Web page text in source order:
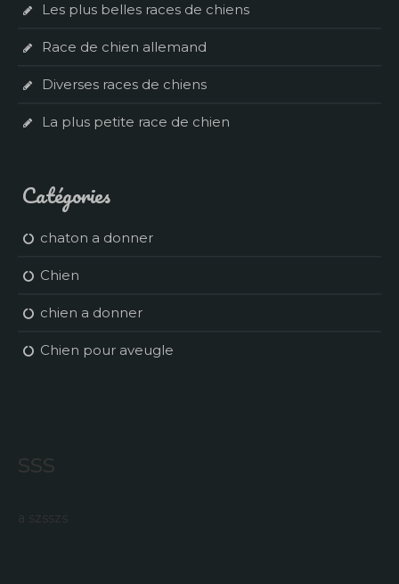
Les plus belles races de chiens
Race de chien allemand
Diverses races de chiens
La plus petite race de chien
Catégories
chaton a donner
Chien
chien a donner
Chien pour aveugle
sss
a szsszs